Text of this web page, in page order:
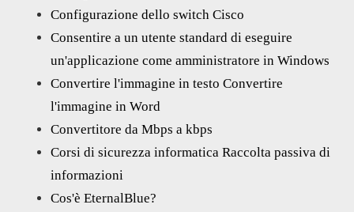
Configurazione dello switch Cisco
Consentire a un utente standard di eseguire
un'applicazione come amministratore in Windows
Convertire l'immagine in testo Convertire
l'immagine in Word
Convertitore da Mbps a kbps
Corsi di sicurezza informatica Raccolta passiva di
informazioni
Cos'è EternalBlue?